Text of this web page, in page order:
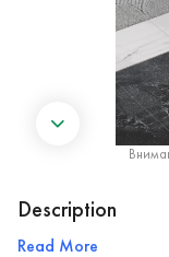
Description
Read More